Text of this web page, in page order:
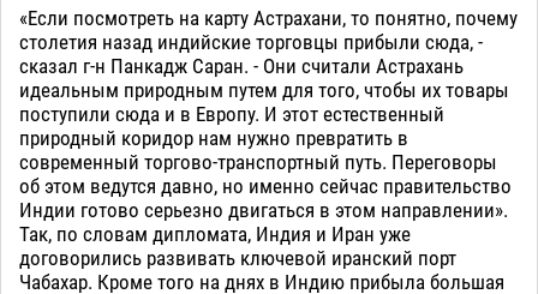
«Если посмотреть на карту Астрахани, то понятно, почему
столетия назад индийские торговцы прибыли сюда, -
сказал г-н Панкадж Саран. - Они считали Астрахань
идеальным природным путем для того, чтобы их товары
поступили сюда и в Европу. И этот естественный
природный коридор нам нужно превратить в
современный торгово-транспортный путь. Переговоры
об этом ведутся давно, но именно сейчас правительство
Индии готово серьезно двигаться в этом направлении».
Так, по словам дипломата, Индия и Иран уже
договорились развивать ключевой иранский порт
Чабахар. Кроме того на днях в Индию прибыла большая